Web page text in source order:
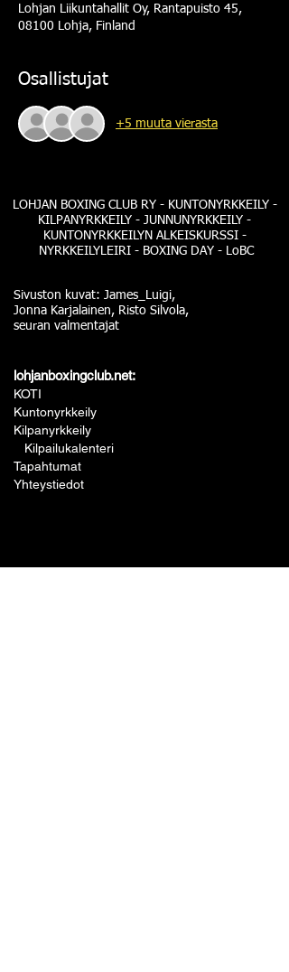
Lohjan Liikuntahallit Oy, Rantapuisto 45,
08100 Lohja, Finland
Osallistujat
+5 muuta vierasta
LOHJAN BOXING CLUB RY - KUNTONYRKKEILY -
KILPANYRKKEILY - JUNNUNYRKKEILY -
KUNTONYRKKEILYN ALKEISKURSSI -
NYRKKEILYLEIRI - BOXING DAY - LoBC
Sivuston kuvat: James_Luigi,
Jonna Karjalainen, Risto Silvola,
seuran valmentajat
lohjanboxingclub.net:
KOTI
Kuntonyrkkeily
Kilpanyrkkeily
Kilpailukalenteri
Tapahtumat
Yhteystiedot